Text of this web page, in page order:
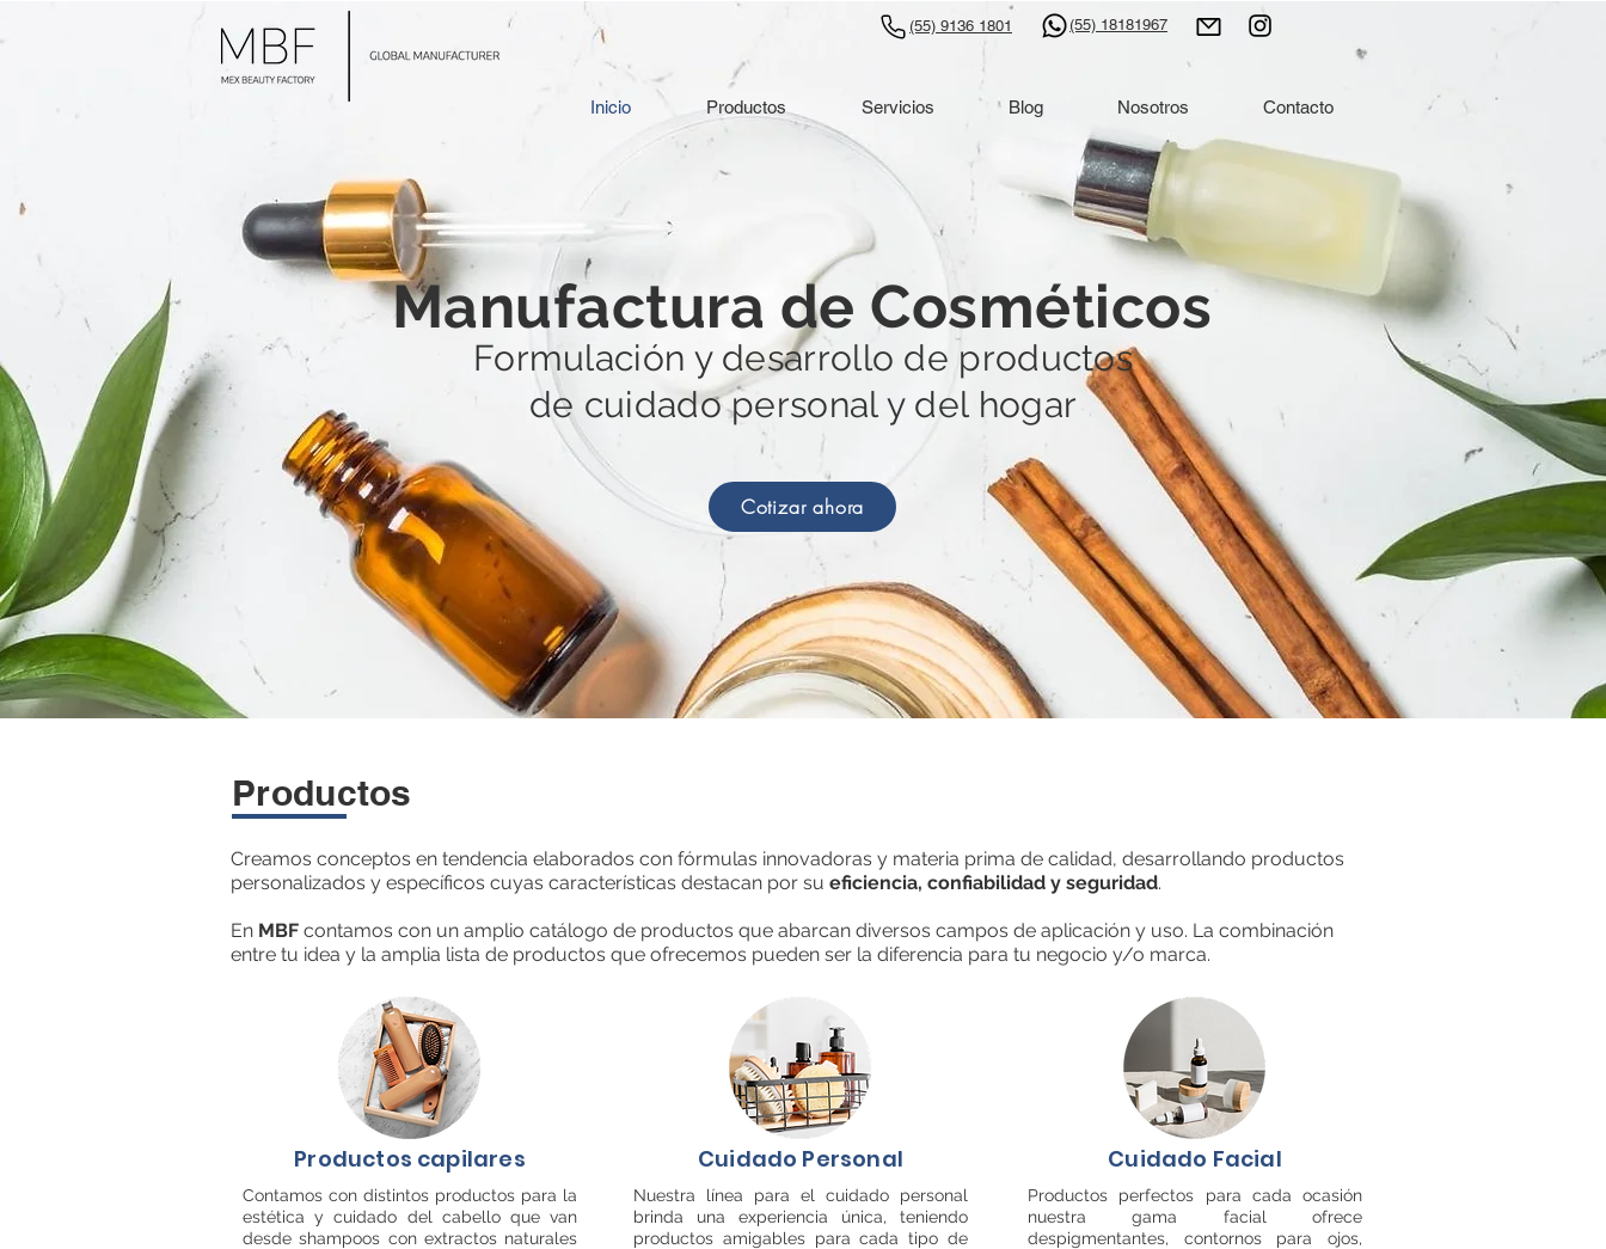
(55) 9136 1801 (55) 18181967
Inicio Productos Servicios Blog Nosotros Contacto
Manufactura de Cosméticos
Formulación y desarrollo de productos
de cuidado personal y del hogar
Cotizar ahora
Productos
Creamos conceptos en tendencia elaborados con fórmulas innovadoras y materia prima de calidad, desarrollando productos
personalizados y específicos cuyas características destacan por su eficiencia, confiabilidad y seguridad.
En MBF contamos con un amplio catálogo de productos que abarcan diversos campos de aplicación y uso. La combinación
entre tu idea y la amplia lista de productos que ofrecemos pueden ser la diferencia para tu negocio y/o marca.
Productos capilares
Contamos con distintos productos para la
estética y cuidado del cabello que van
desde shampoos con extractos naturales
Cuidado Personal
Nuestra línea para el cuidado personal
brinda una experiencia única, teniendo
productos amigables para cada tipo de
Cuidado Facial
Productos perfectos para cada ocasión
nuestra gama facial ofrece
despigmentantes, contornos para ojos,